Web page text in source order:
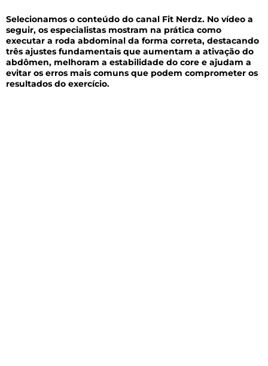
Selecionamos o conteúdo do canal Fit Nerdz. No vídeo a
seguir, os especialistas mostram na prática como
executar a roda abdominal da forma correta, destacando
três ajustes fundamentais que aumentam a ativação do
abdômen, melhoram a estabilidade do core e ajudam a
evitar os erros mais comuns que podem comprometer os
resultados do exercício.